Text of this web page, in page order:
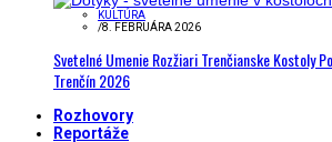
KULTÚRA
/8. FEBRUÁRA 2026
Svetelné Umenie Rozžiari Trenčianske Kostoly
Trenčín 2026
Rozhovory
Reportáže